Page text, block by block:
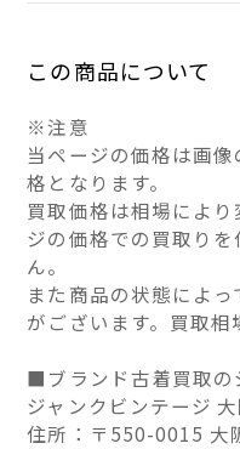
この商品について
※注意
当ページの価格は画
格となります。
買取価格は相場によ
ジの価格での買取り
ん。
また商品の状態によ
がございます。買取相
■ブランド古着買取
ジャンクビンテージ
住所：〒550-0015 大